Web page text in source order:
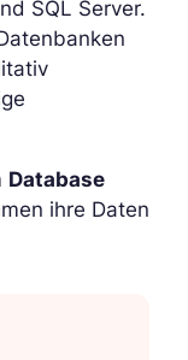
SQL Server.
Database
ihre Daten